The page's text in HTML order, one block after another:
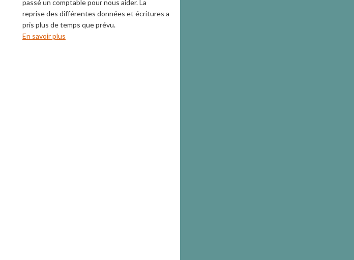
passé un comptable pour nous aider. La
reprise des différentes données et écritures a
pris plus de temps que prévu.
En savoir plus